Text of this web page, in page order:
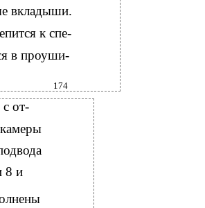
вкладыши.
к спе-
в проуши-
174
от-
8 и